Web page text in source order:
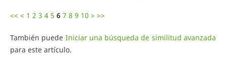
<< < 1 2 3 4 5 6 7 8 9 10 > >>
También puede Iniciar una búsqueda de similitud avanzada
para este artículo.